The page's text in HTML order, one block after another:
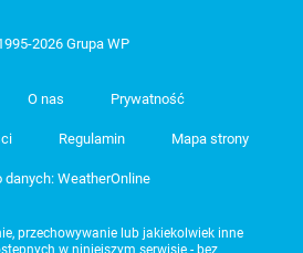
2026 Grupa WP
O nas Prywatność
Regulamin Mapa strony
danych: WeatherOnline
przechowywanie lub jakiekolwiek inne
w niniejszym serwisie - bez